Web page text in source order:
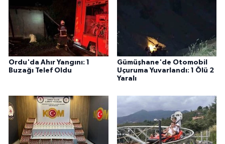
Ordu'da Ahır Yangını: 1
Buzağı Telef Oldu
Gümüşhane'de Otomobil
Uçuruma Yuvarlandı: 1 Ölü 2
Yaralı